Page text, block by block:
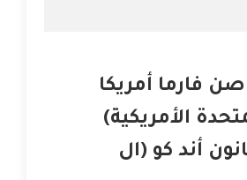
فارما أمريكا
الأمريكية)
أند كو (ال